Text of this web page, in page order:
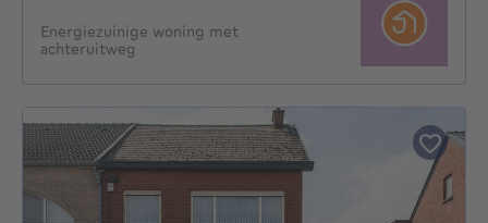
Energiezuinige woning met
achteruitweg